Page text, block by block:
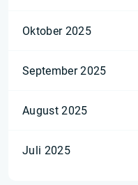
Oktober 2025
September 2025
August 2025
Juli 2025